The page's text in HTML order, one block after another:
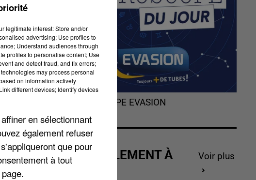
faite
de ce
L'HOROSCOPE EVASION
ACTUELLEMENT À
GAGNER
Voir plus
legitimate interest: Store and/or
advertising; Use profiles to
Understand audiences through
profiles to personalise content; Use
and detect fraud, and fix errors;
may process personal
on information actively
different devices; Identify devices
en sélectionnant
également refuser
que pour
à tout